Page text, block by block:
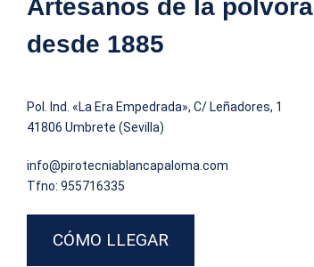
Artesanos de la pólvora
desde 1885
Pol. Ind. «La Era Empedrada», C/ Leñadores, 1
41806 Umbrete (Sevilla)
info@pirotecniablancapaloma.com
Tfno: 955716335
CÓMO LLEGAR